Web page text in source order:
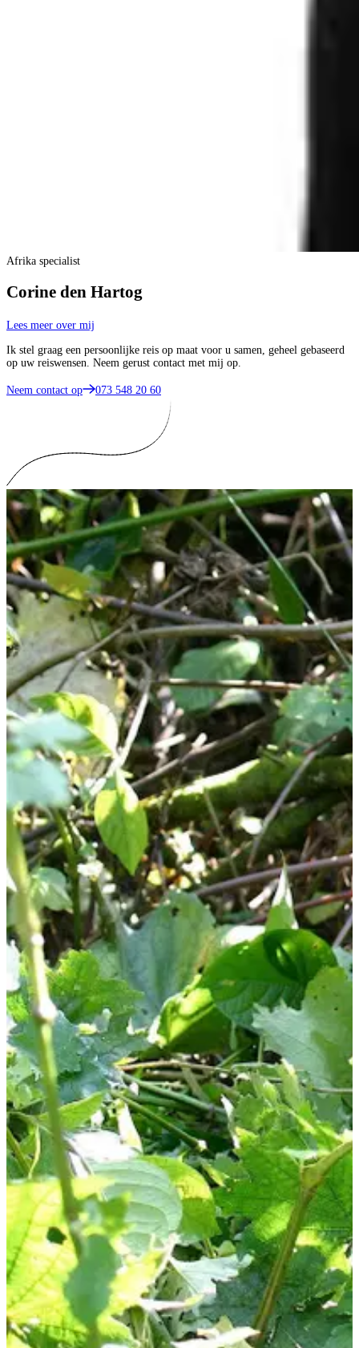
Afrika specialist
Corine den Hartog
Lees meer over mij
Ik stel graag een persoonlijke reis op maat voor u samen, geheel gebaseerd
op uw reiswensen. Neem gerust contact met mij op.
Neem contact op 073 548 20 60